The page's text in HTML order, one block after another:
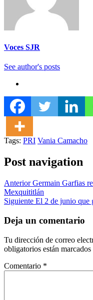
Voces SJR
See author's posts
Tags: PRI Vania Camacho
Post navigation
AnteriorGermain Garfias
Mexquititlán
Siguiente El 2 de junio que
Deja un comentario
Tu dirección de correo
obligatorios están marcados
Comentario *